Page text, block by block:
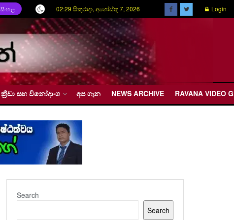
සිංහල 02:29 සිකුරාදා, අගෝස්තු 7, 2026 Login
ක්‍රීඩා සහ විනෝදාංශ අප ගැන NEWS ARCHIVE RAVANA VIDEO
Search
Search